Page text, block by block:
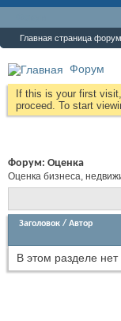
Главная страница
Форум
If this is your first
proceed. To start
Форум: Оценка
Оценка бизнеса,
Заголовок / Автор
В этом разделе